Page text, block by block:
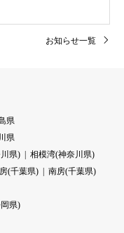
お知らせ一覧
県
県
県)
相模湾(神奈川県)
(千葉県)
南房(千葉県)
県)